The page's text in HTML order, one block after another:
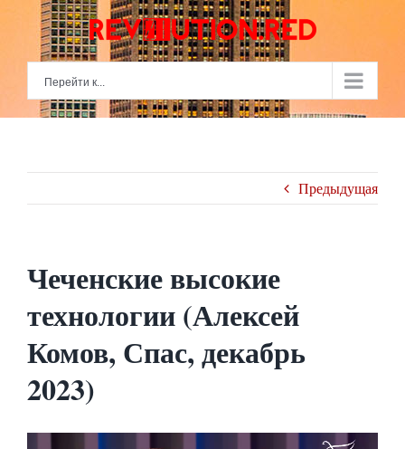
content
Перейти к...
Предыдущая
Чеченские высокие
технологии (Алексей
Комов, Спас, декабрь
2023)